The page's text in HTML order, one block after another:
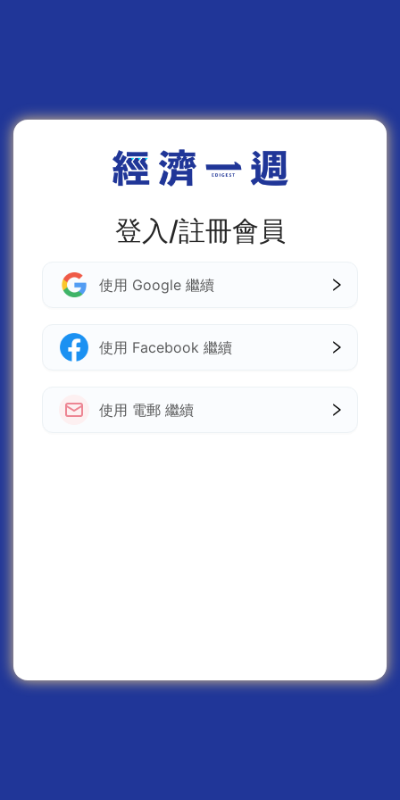
登入/註冊會員
使用 Google 繼續
使用 Facebook 繼續
使用 電郵 繼續